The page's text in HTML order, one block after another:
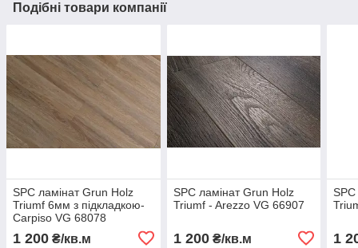
Подібні товари компанії
SPC ламінат Grun Holz
Triumf 6мм з підкладкою-
Carpiso VG 68078
1 200 ₴/кв.м
SPC ламінат Grun Holz
Triumf - Arezzo VG 66907
1 200₴/кв.м 1